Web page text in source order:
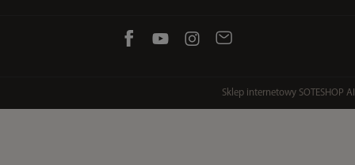
Sklep internetowy SOTESHOP AI